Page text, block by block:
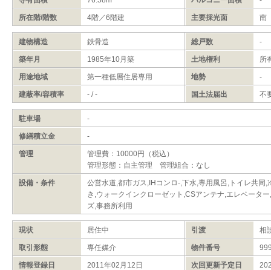
所在階/階数 4階／6階建 主要採光面 南
建物構造 鉄骨造 総戸数 -
築年月 1985年10月築 土地権利 所
用途地域 第一種低層住居専用 地勢 -
建蔽率/容積率 - / - 国土法届出 不
駐車場 -
修繕積立金 -
管理
管理費：10000円（税込）
管理形態：自主管理 管理組合：なし
設備・条件
公営水道,都市ガス,IHコンロ-,下水,専用風呂,トイレ共同,
き,ウォークインクローゼット,CSアンテナ,エレベータ
ズ,事務所利用
現状 居住中 引渡 相
取引形態 専任媒介 物件番号
情報登録日 2011年02月12日 次回更新予定日